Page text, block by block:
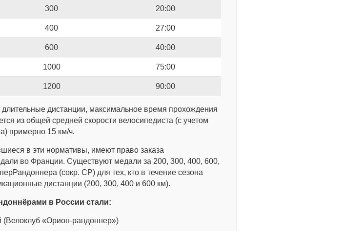
300 20:00
400 27:00
600 40:00
1000 75:00
1200 90:00
дистанции, максимальное время прохождения
из общей средней скорости велосипедиста (с учетом
примерно 15 км/ч.
в эти нормативы, имеют право заказа
во Франции. Существуют медали за 200, 300, 400, 600,
(сокр. СР) для тех, кто в течение сезона
дистанции (200, 300, 400 и 600 км).
в России стали:
(Велоклуб «Орион-рандоннер»)